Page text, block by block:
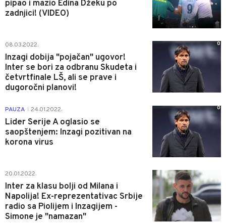
pipao i mazio Edina Džeku po
zadnjici! (VIDEO)
08.03.2022.
Inzagi dobija "pojačan" ugovor!
Inter se bori za odbranu Skudeta i
četvrtfinale LŠ, ali se prave i
dugoročni planovi!
0
PAUZA 24.01.2022.
Lider Serije A oglasio se
saopštenjem: Inzagi pozitivan na
korona virus
0
20.01.2022.
Inter za klasu bolji od Milana i
Napolija! Ex-reprezentativac Srbije
radio sa Piolijem i Inzagijem -
Simone je "namazan"